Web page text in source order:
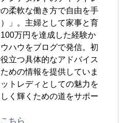
柔軟な働き方で自由を手
」。主婦として家事と育
万円を達成した経験か
ハウをブログで発信。初
立つ具体的なアドバイス
めの情報を提供していま
トレディとしての魅力を
く輝くための道をサポー
ちら